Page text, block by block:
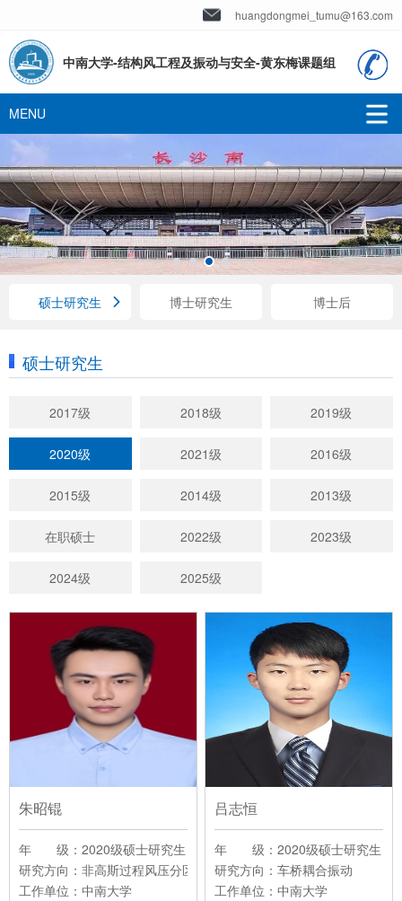
huangdongmei_tumu@163.com
中南大学-结构风工程及振动与安全-黄东梅课题组
硕士研究生 博士研究生 博士后
硕士研究生
2017级 2018级 2019级
2020级 2021级 2016级
2015级 2014级 2013级
在职硕士 2022级 2023级
2024级 2025级
朱昭锟
年 级：2020级硕士研究生
研究方向：非高斯过程风压分区与峰值因子方法噪声鲁棒性和不确
工作单位：中南大学
吕志恒
年 级：2020级硕士研究生
研究方向：车桥耦合振动
工作单位：中南大学